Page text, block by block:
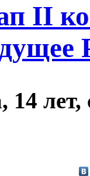
II
лет,